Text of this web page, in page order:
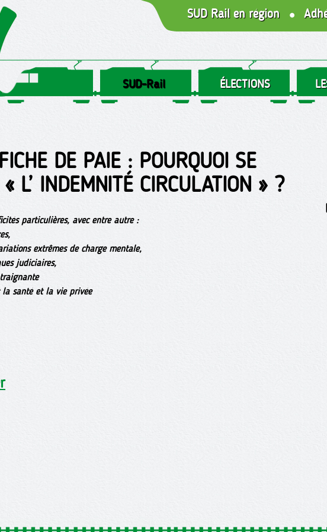
SUD Rail en région
SUD-Rail ÉLECTIONS
DE PAIE : POURQUOI SE
L’ INDEMNITÉ CIRCULATION » ?
particulières, avec entre autre :
extrêmes de charge mentale,
judiciaires,
santé et la vie privée